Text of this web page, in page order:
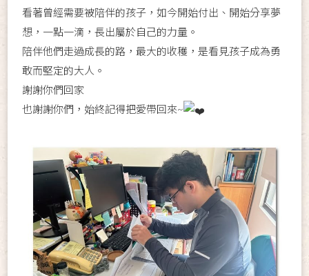
看著曾經需要被陪伴的孩子，如今開始付出、開始分享夢
想，一點一滴，長出屬於自己的力量。
陪伴他們走過成長的路，最大的收穫，是看見孩子成為勇
敢而堅定的大人。
謝謝你們回家
也謝謝你們，始終記得把愛帶回來~